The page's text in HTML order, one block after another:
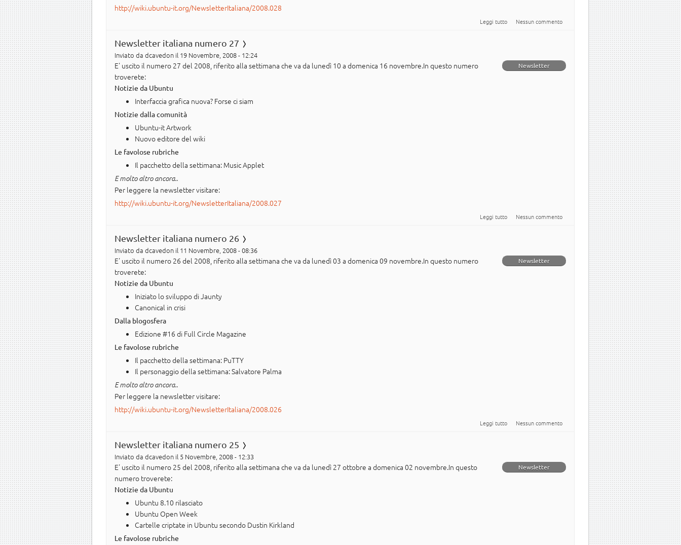
http://wiki.ubuntu-it.org/NewsletterItaliana/2008.028
Leggi tutto su Newsletter italiana numero 28
Nessun commento
Newsletter italiana numero 27
Inviato da dcavedon il 19 Novembre, 2008 - 12:24
Newsletter
E' uscito il numero 27 del 2008, riferito alla settimana che va da lunedì 10 a domenica 16 novembre.In questo numero
troverete:
Notizie da Ubuntu
Interfaccia grafica nuova? Forse ci siam
Notizie dalla comunità
Ubuntu-it Artwork
Nuovo editore del wiki
Le favolose rubriche
Il pacchetto della settimana: Music Applet
E molto altro ancora..
Per leggere la newsletter visitare:
http://wiki.ubuntu-it.org/NewsletterItaliana/2008.027
Leggi tutto su Newsletter italiana numero 27
Nessun commento
Newsletter italiana numero 26
Inviato da dcavedon il 11 Novembre, 2008 - 08:36
Newsletter
E' uscito il numero 26 del 2008, riferito alla settimana che va da lunedì 03 a domenica 09 novembre.In questo numero
troverete:
Notizie da Ubuntu
Iniziato lo sviluppo di Jaunty
Canonical in crisi
Dalla blogosfera
Edizione #16 di Full Circle Magazine
Le favolose rubriche
Il pacchetto della settimana: PuTTY
Il personaggio della settimana: Salvatore Palma
E molto altro ancora..
Per leggere la newsletter visitare:
http://wiki.ubuntu-it.org/NewsletterItaliana/2008.026
Leggi tutto su Newsletter italiana numero 26
Nessun commento
Newsletter italiana numero 25
Inviato da dcavedon il 5 Novembre, 2008 - 12:33
Newsletter
E' uscito il numero 25 del 2008, riferito alla settimana che va da lunedì 27 ottobre a domenica 02 novembre.In questo
numero troverete:
Notizie da Ubuntu
Ubuntu 8.10 rilasciato
Ubuntu Open Week
Cartelle criptate in Ubuntu secondo Dustin Kirkland
Le favolose rubriche